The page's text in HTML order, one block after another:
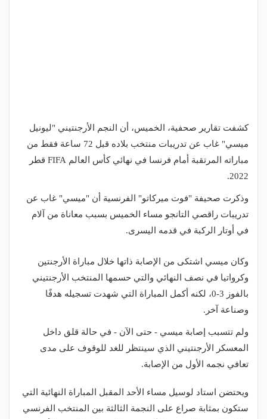
كشفت تقارير صحفية، الخميس، أن النجم الأرجنتيني "ليونيل
ميسي" غاب عن تدريبات منتخب بلاده قبل 72 ساعة فقط من
مباراته المرتقبة أمام فرنسا في نهائي كأس العالم FIFA قطر
2022.
وذكرت صحيفة "فوت ميركاتو" الفرنسية أن "ميسي" غاب عن
تدريبات راقصي التانجو مساء الخميس بسبب معاناة من آلام
في أوتار الركبة في قدمه اليسرى.
وكان ميسي اشتكى من الإصابة ذاتها خلال مباراة الأرجنتين
وكرواتيا في نصف النهائي والتي حسمها المنتخب الأرجنتيني
بالفوز 3-0، لكنه أكمل المباراة التي شهدت تسجيله هدفًا
وصناعة آخر.
ولم تتسبب إصابة ميسي - حتى الآن - في حالة قلق داخل
المعسكر الأرجنتيني الذي سينتظر للغد للوقوف على مدى
تعافي نجمه الأول من الإصابة.
ويحتضن استاد لوسيل مساء الأحد المقبل المباراة النهائية التي
ستكون بمثابة صراع على النجمة الثالثة بين المنتخب الفرنسي